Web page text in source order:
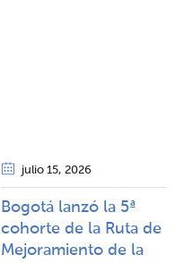
julio 15, 2026
Bogotá lanzó la 5ª
cohorte de la Ruta de
Mejoramiento de la